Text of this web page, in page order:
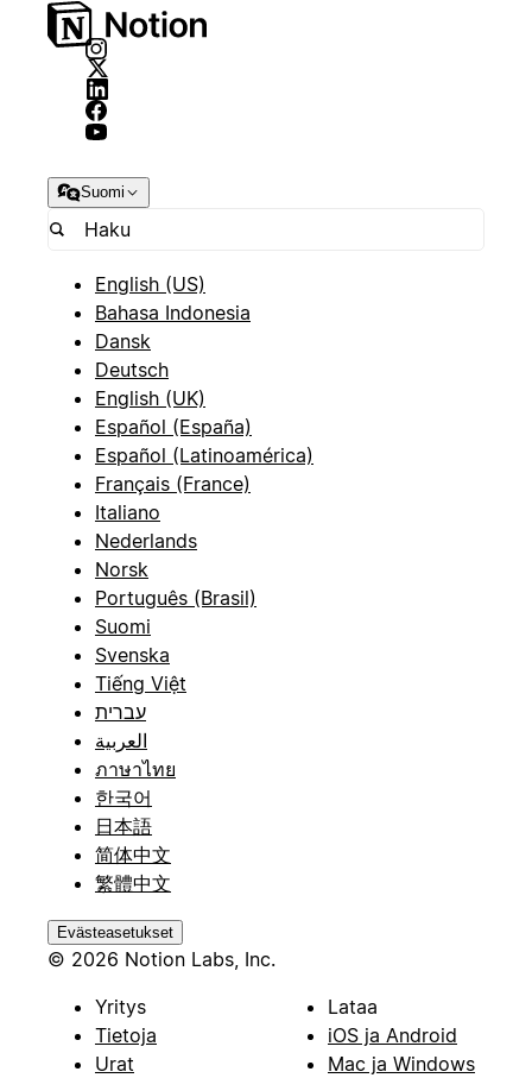
Suomi
English (US)
Bahasa Indonesia
Dansk
Deutsch
English (UK)
Español (España)
Español (Latinoamérica)
Français (France)
Italiano
Nederlands
Norsk
Português (Brasil)
Suomi
Svenska
Tiếng Việt
עברית
العربية
ภาษาไทย
한국어
日本語
简体中文
繁體中文
Evästeasetukset
© 2026 Notion Labs, Inc.
Yritys
Tietoja
Urat
Lataa
iOS ja Android
Mac ja Windows